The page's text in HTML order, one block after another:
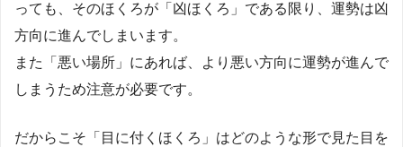
っても、そのほくろが「凶ほくろ」である限り、運勢は凶
方向に進んでしまいます。
また「悪い場所」にあれば、より悪い方向に運勢が進んで
しまうため注意が必要です。
だからこそ「目に付くほくろ」はどのような形で見た目を